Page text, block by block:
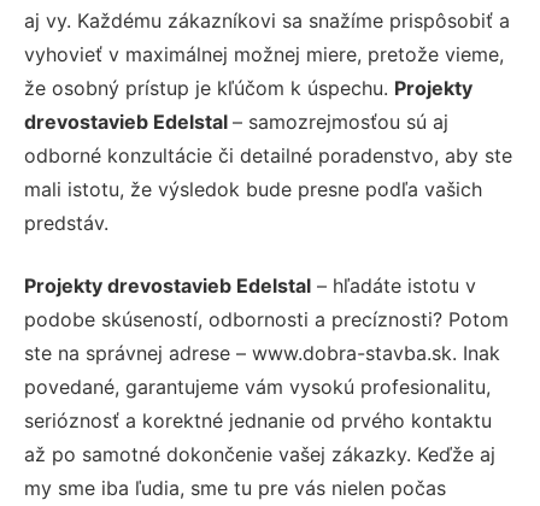
aj vy. Každému zákazníkovi sa snažíme prispôsobiť a
vyhovieť v maximálnej možnej miere, pretože vieme,
že osobný prístup je kľúčom k úspechu. Projekty
drevostavieb Edelstal – samozrejmosťou sú aj
odborné konzultácie či detailné poradenstvo, aby ste
mali istotu, že výsledok bude presne podľa vašich
predstáv.
Projekty drevostavieb Edelstal – hľadáte istotu v
podobe skúseností, odbornosti a precíznosti? Potom
ste na správnej adrese – www.dobra-stavba.sk. Inak
povedané, garantujeme vám vysokú profesionalitu,
serióznosť a korektné jednanie od prvého kontaktu
až po samotné dokončenie vašej zákazky. Keďže aj
my sme iba ľudia, sme tu pre vás nielen počas